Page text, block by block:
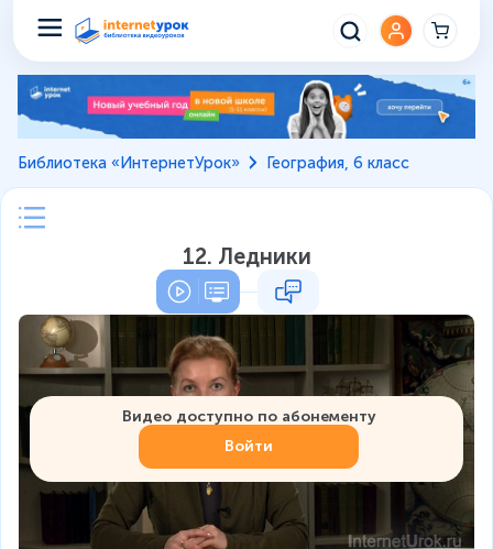
Библиотека «ИнтернетУрок» География, 6 класс
12. Ледники
Видео доступно по абонементу
Войти